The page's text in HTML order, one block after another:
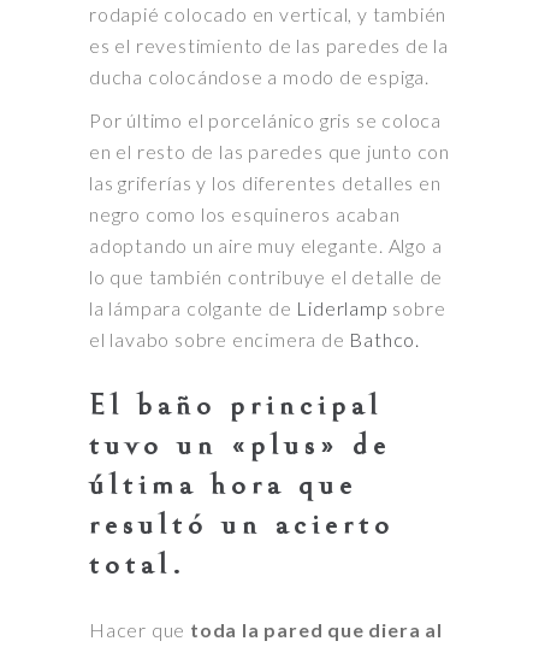
rodapié colocado en vertical, y también
es el revestimiento de las paredes de la
ducha colocándose a modo de espiga.
Por último el porcelánico gris se coloca
en el resto de las paredes que junto con
las griferías y los diferentes detalles en
negro como los esquineros acaban
adoptando un aire muy elegante. Algo a
lo que también contribuye el detalle de
la lámpara colgante de Liderlamp sobre
el lavabo sobre encimera de Bathco.
El baño principal
tuvo un «plus» de
última hora que
resultó un acierto
total.
Hacer que toda la pared que diera al